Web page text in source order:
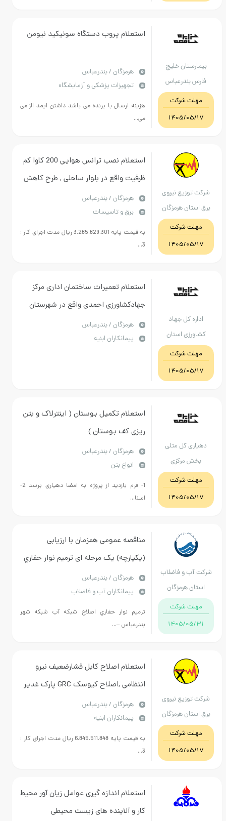
بیمارستان خلیج
فارس بندرعباس
مهلت شرکت
1405/05/17
استعلام پروب دستگاه سونیکید نیومن
هرمزگان / بندرعباس
تجهیزات پزشکی و آزمایشگاه
هزینه ارسال با برنده می باشد داشتن ایمد الزامی
می...
شرکت توزیع نیروی
برق استان هرمزگان
مهلت شرکت
1405/05/17
استعلام نصب ترانس هوایی 200 کاوا کم
ظرفیت واقع در بلوار ساحلی , طرح کاهش
بار پست هوایی بلوار ساحلی کوچه ساحل
9 به قیمت پایه 3.285.829.301 ریال
هرمزگان / بندرعباس
برق و تاسیسات
به قیمت پایه 3.285.829.301 ریال مدت اجرای کار :
3...
اداره کل جهاد
کشاورزی استان
هرمزگان
مهلت شرکت
1405/05/17
استعلام تعمیرات ساختمان اداری مرکز
جهادکشاورزی احمدی واقع در شهرستان
حاجی آباد طبق فرمت پیوست
هرمزگان / بندرعباس
پیمانکاران ابنیه
دهیاری کل متلی
بخش مرکزی
شهرستان بندرعباس
مهلت شرکت
1405/05/17
استعلام تکمیل بوستان ( اینترلاک و بتن
ریزی کف بوستان )
هرمزگان / بندرعباس
انواع بتن
1- فرم بازدید از پروژه به امضا دهیاری برسد 2-
اسنا...
شرکت آب و فاضلاب
استان هرمزگان
مهلت شرکت
1405/05/31
مناقصه عمومی همزمان با ارزیابی
(یکپارچه) یک مرحله ای ترميم نوار حفاري
اصلاح شبكه آب شبكه شهر بندرعباس –
اولويت دوم
هرمزگان / بندرعباس
پیمانکاران آب و فاضلاب
ترميم نوار حفاري اصلاح شبكه آب شبكه شهر
بندرعباس –...
شرکت توزیع نیروی
برق استان هرمزگان
مهلت شرکت
1405/05/17
استعلام اصلاح کابل فشارضعیف نیرو
انتظامی ,اصلاح کیوسک GRC پارک غدیر
( جنگ رمضان اضطراری ) , در خیابان طلوع
فاز دوبه قیمت پایه 6.845.511.848 ریال
هرمزگان / بندرعباس
پیمانکاران ابنیه
به قیمت پایه 6.845.511.848 ریال مدت اجرای کار :
3...
استعلام اندازه گیری عوامل زیان آور محیط
کار و آلاینده های زیست محیطی